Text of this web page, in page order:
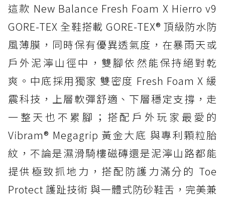
這款 New Balance Fresh Foam X Hierro v9
GORE-TEX 全鞋搭載 GORE-TEX® 頂級防水防
風薄膜，同時保有優異透氣度，在暴雨天或
戶外泥濘山徑中，雙腳依然能保持絕對乾
爽。中底採用獨家 雙密度 Fresh Foam X 緩
震科技，上層軟彈舒適、下層穩定支撐，走
一整天也不累腳；搭配戶外玩家最愛的
Vibram® Megagrip 黃金大底 與專利顆粒胎
紋，不論是濕滑騎樓磁磚還是泥濘山路都能
提供極致抓地力，搭配防護力滿分的 Toe
Protect 護趾技術 與一體式防砂鞋舌，完美兼